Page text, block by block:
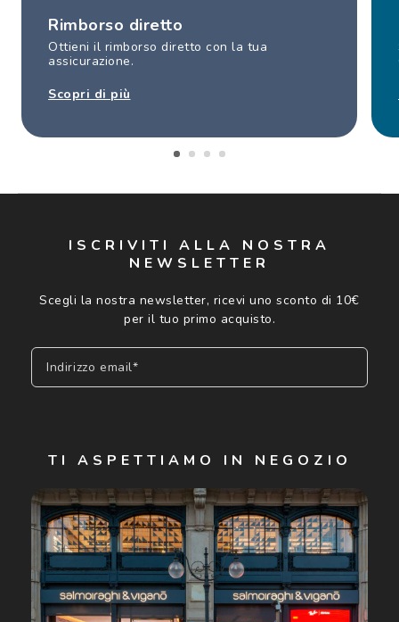
Rimborso diretto
Ottieni il rimborso diretto con la tua
assicurazione.
Scopri di più
ISCRIVITI ALLA NOSTRA
NEWSLETTER
Scegli la nostra newsletter, ricevi uno sconto di 10€
per il tuo primo acquisto.
Indirizzo email*
Cliccando su "Iscriviti", confermo di avere più di 16 anni e
acconsento all'utilizzo dei miei Dati Personali da parte di
Luxottica Group S.p.A. per l'invio di offerte speciali, novità
ed altre comunicazioni di carattere pubblicitario (consultare
Informativa sulla privacyper ulteriori informazioni).
TI ASPETTIAMO IN NEGOZIO